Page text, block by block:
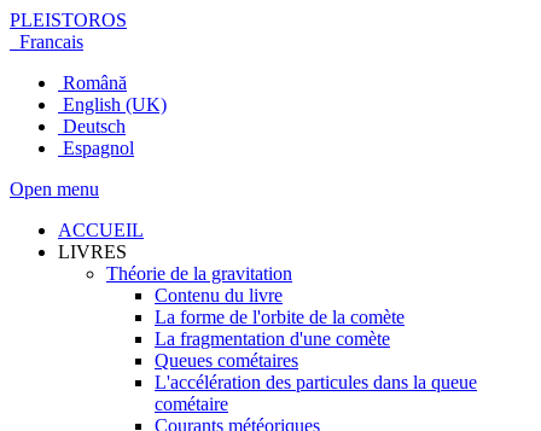
PLEISTOROS
Francais
Română
English (UK)
Deutsch
Espagnol
Open menu
ACCUEIL
LIVRES
Théorie de la gravitation
Contenu du livre
La forme de l'orbite de la comète
La fragmentation d'une comète
Queues cométaires
L'accélération des particules dans la queue
cométaire
Courants météoriques